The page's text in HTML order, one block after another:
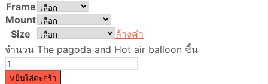
Frame
Mount
Size
ล้างค่า
จำนวน The pagoda and Hot air balloon ชิ้น
หยิบใส่ตะกร้า